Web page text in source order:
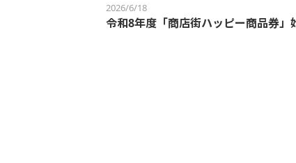
2026/6/18
令和8年度「商店街ハッピー商品券」